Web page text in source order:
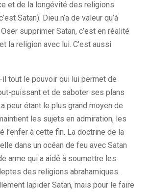
et de la longévité des religions
Satan). Dieu n’a de valeur qu’à
supprimer Satan, c’est en réalité
la religion avec lui. C’est aussi
il tout le pouvoir qui lui permet de
puissant et de saboter ses plans
peur étant le plus grand moyen de
les sujets en admiration, les
l’enfer à cette fin. La doctrine de la
dans un océan de feu avec Satan
arme qui a aidé à soumettre les
des religions abrahamiques.
lapider Satan, mais pour le faire